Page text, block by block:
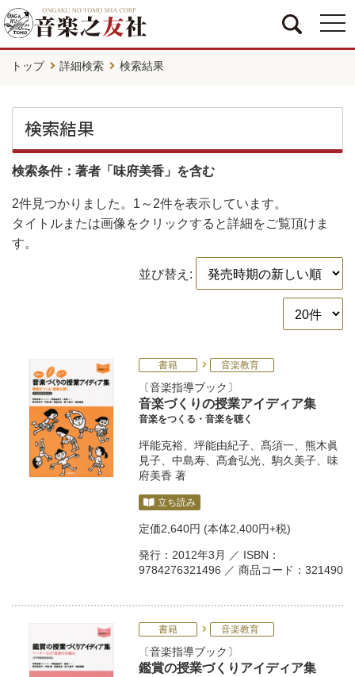
トップ 詳細検索 検索結果
検索結果
検索条件：著者「味府美香」を含む
2件見つかりました。 1～2件を表示しています。
タイトルまたは画像をクリックすると詳細をご覧頂けま
す。
並び替え:
書籍 音楽教育
音楽指導ブック
音楽づくりの授業アイディア集
音楽をつくる・音楽を聴く
坪能克裕 坪能由紀子 髙須一
熊木眞
見子
中島寿 髙倉弘光 駒久美子
味
府美香 著
立ち読み
定価2,640円 (本体2,400円+税)
発行：2012年3月 ／ ISBN：
9784276321496 ／ 商品コード：321490
書籍 音楽教育
音楽指導ブック
鑑賞の授業づくりアイディア集